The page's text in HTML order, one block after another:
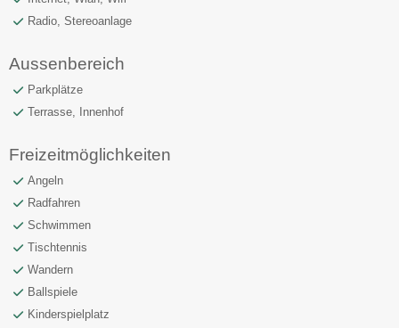
Radio, Stereoanlage
Aussenbereich
Parkplätze
Terrasse, Innenhof
Freizeitmöglichkeiten
Angeln
Radfahren
Schwimmen
Tischtennis
Wandern
Ballspiele
Kinderspielplatz